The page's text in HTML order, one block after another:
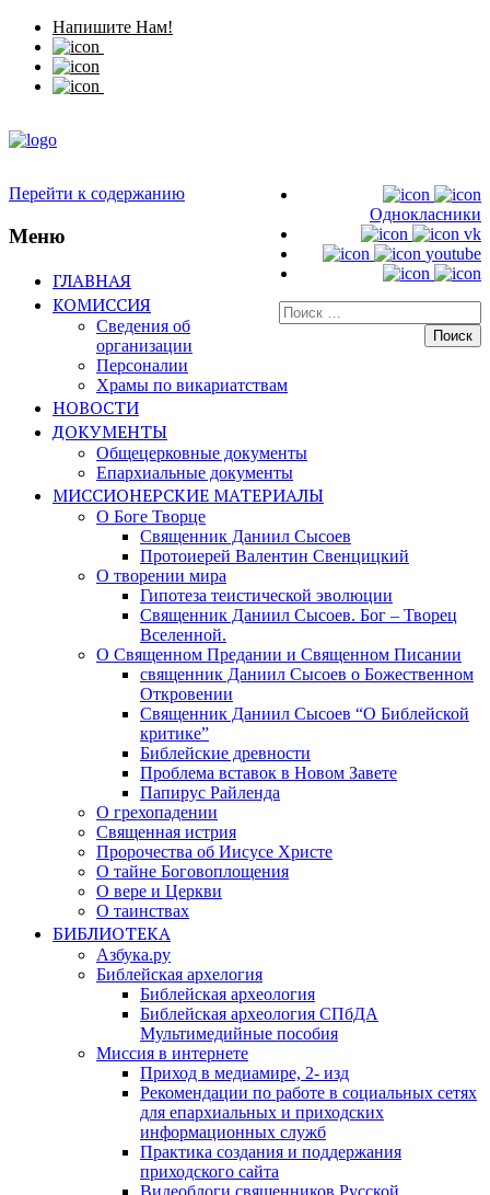
Напишите Нам!
Однокласники
vk
youtube
Искать:
Перейти к содержанию
Меню
ГЛАВНАЯ
КОМИССИЯ
Сведения об
организации
Персоналии
Храмы по викариатствам
НОВОСТИ
ДОКУМЕНТЫ
Общецерковные документы
Епархиальные документы
МИССИОНЕРСКИЕ МАТЕРИАЛЫ
О Боге Творце
Священник Даниил Сысоев
Протоиерей Валентин Свенцицкий
О творении мира
Гипотеза теистической эволюции
Священник Даниил Сысоев. Бог – Творец
Вселенной.
О Священном Предании и Священном Писании
священник Даниил Сысоев о Божественном
Откровении
Священник Даниил Сысоев “О Библейской
критике”
Библейские древности
Проблема вставок в Новом Завете
Папирус Райленда
О грехопадении
Священная истрия
Пророчества об Иисусе Христе
О тайне Боговоплощения
О вере и Церкви
О таинствах
БИБЛИОТЕКА
Азбука.ру
Библейская архелогия
Библейская археология
Библейская археология СПбДА
Мультимедийные пособия
Миссия в интернете
Приход в медиамире, 2- изд
Рекомендации по работе в социальных сетях
для епархиальных и приходских
информационных служб
Практика создания и поддержания
приходского сайта